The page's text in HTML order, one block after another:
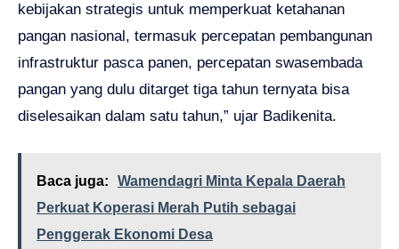
kebijakan strategis untuk memperkuat ketahanan
pangan nasional, termasuk percepatan pembangunan
infrastruktur pasca panen, percepatan swasembada
pangan yang dulu ditarget tiga tahun ternyata bisa
diselesaikan dalam satu tahun,” ujar Badikenita.
Baca juga:
Wamendagri Minta Kepala Daerah
Perkuat Koperasi Merah Putih sebagai
Penggerak Ekonomi Desa